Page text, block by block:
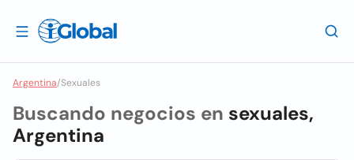
Argentina/Sexuales
Buscando negocios en sexuales,
Argentina